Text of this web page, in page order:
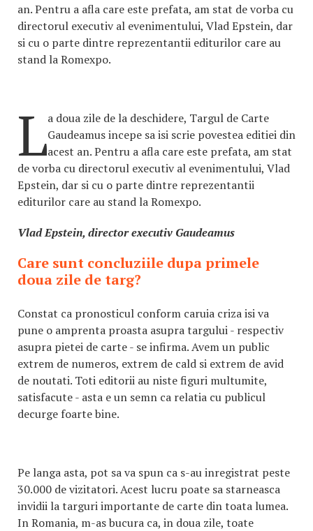
an. Pentru a afla care este prefata, am stat de vorba cu
directorul executiv al evenimentului, Vlad Epstein, dar
si cu o parte dintre reprezentantii editurilor care au
stand la Romexpo.
La doua zile de la deschidere, Targul de Carte
Gaudeamus incepe sa isi scrie povestea editiei din
acest an. Pentru a afla care este prefata, am stat
de vorba cu directorul executiv al evenimentului, Vlad
Epstein, dar si cu o parte dintre reprezentantii
editurilor care au stand la Romexpo.
Vlad Epstein, director executiv Gaudeamus
Care sunt concluziile dupa primele
doua zile de targ?
Constat ca pronosticul conform caruia criza isi va
pune o amprenta proasta asupra targului - respectiv
asupra pietei de carte - se infirma. Avem un public
extrem de numeros, extrem de cald si extrem de avid
de noutati. Toti editorii au niste figuri multumite,
satisfacute - asta e un semn ca relatia cu publicul
decurge foarte bine.
Pe langa asta, pot sa va spun ca s-au inregistrat peste
30.000 de vizitatori. Acest lucru poate sa starneasca
invidii la targuri importante de carte din toata lumea.
In Romania, m-as bucura ca, in doua zile, toate